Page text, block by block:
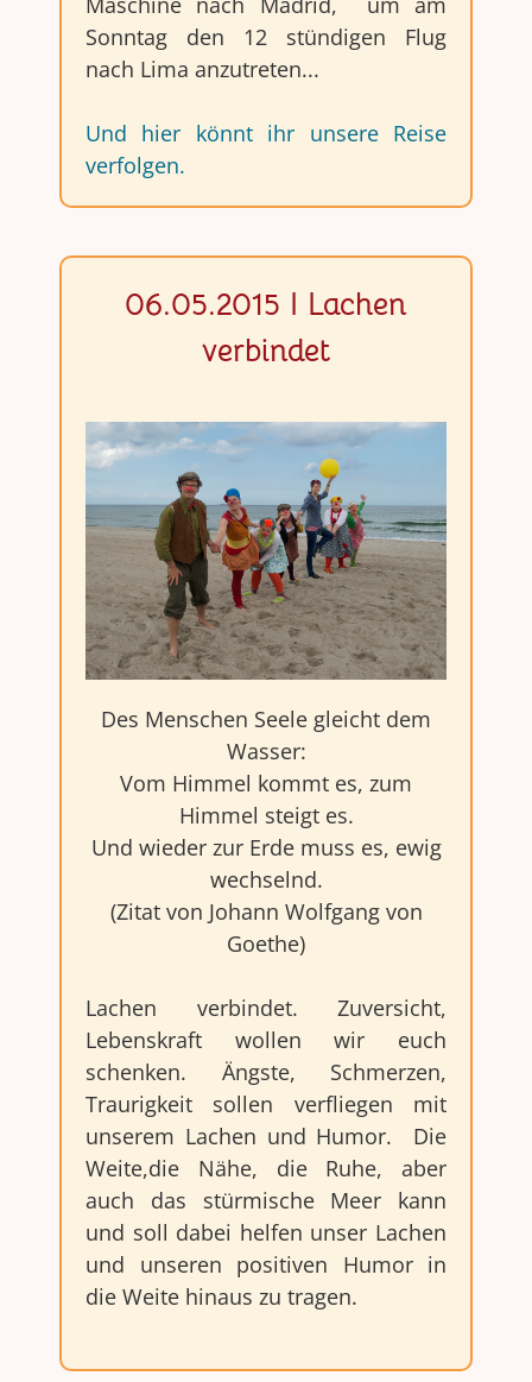
Sonntag den 12 stündigen Flug
nach Lima anzutreten...
Und hier könnt ihr unsere Reise
verfolgen.
06.05.2015 I Lachen
verbindet
Des Menschen Seele gleicht dem
Wasser:
Vom Himmel kommt es, zum
Himmel steigt es.
Und wieder zur Erde muss es, ewig
wechselnd.
(Zitat von Johann Wolfgang von
Goethe)
Lachen verbindet. Zuversicht,
Lebenskraft wollen wir euch
schenken. Ängste, Schmerzen,
Traurigkeit sollen verfliegen mit
unserem Lachen und Humor. Die
Weite,die Nähe, die Ruhe, aber
auch das stürmische Meer kann
und soll dabei helfen unser Lachen
und unseren positiven Humor in
die Weite hinaus zu tragen.